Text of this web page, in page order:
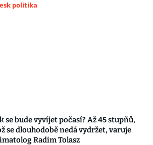
politika
se bude vyvíjet počasí? Až 45 stupňů,
se dlouhodobě nedá vydržet, varuje
Radim Tolasz